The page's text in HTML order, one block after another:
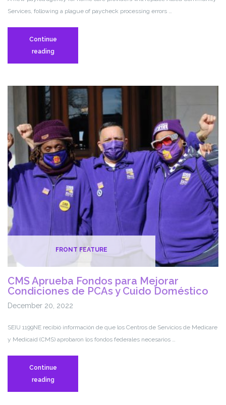
Services, following a plague of paycheck processing errors …
Continue
readingHome
Care
Optimistic
Independence
Takes
Over
Payroll
System
FRONT FEATURE
CMS Aprueba Fondos para Mejorar
Condiciones de PCAs y Cuido Doméstico
December 20, 2022
SEIU 1199NE recibió información de que los Centros de Servicios de Medicare
y Medicaid (CMS) aprobaron los fondos federales necesarios …
Continue
readingCMS
Aprueba